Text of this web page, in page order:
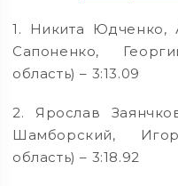
1. Никита Юдченко,
Сапоненко,
область) – 3:13.09
2. Ярослав
Шамборский,
область) – 3:18.92